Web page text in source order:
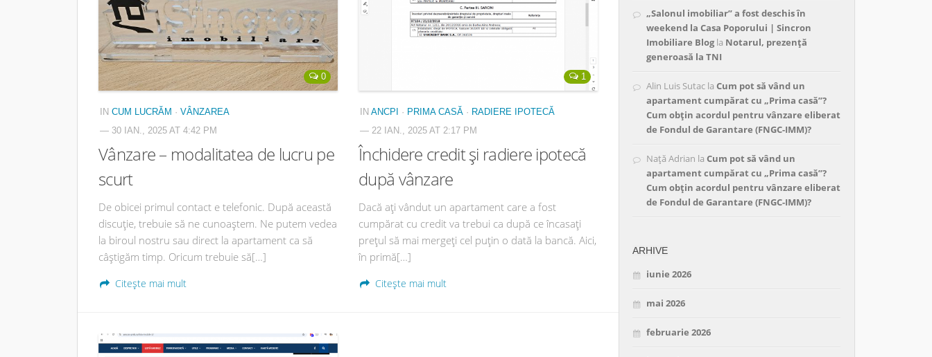
0
IN CUM LUCRĂM · VÂNZAREA
— 30 IAN., 2025 AT 4:42 PM
Vânzare – modalitatea de lucru pe
scurt
De obicei primul contact e telefonic. După această
discuție, trebuie să ne cunoaștem. Ne putem vedea
la biroul nostru sau direct la apartament ca să
câștigăm timp. Oricum trebuie să[…]
Citește mai mult
1
IN ANCPI · PRIMA CASĂ · RADIERE IPOTECĂ
— 22 IAN., 2025 AT 2:17 PM
Închidere credit și radiere ipotecă
după vânzare
Dacă ați vândut un apartament care a fost
cumpărat cu credit va trebui ca după ce încasați
prețul să mai mergeți cel puțin o dată la bancă. Aici,
în primă[…]
Citește mai mult
„Salonul imobiliar” a fost deschis în
weekend la Casa Poporului | Sincron
Imobiliare Blog la Notarul, prezență
generoasă la TNI
Alin Luis Sutac la Cum pot să vând un
apartament cumpărat cu „Prima casă”?
Cum obțin acordul pentru vânzare eliberat
de Fondul de Garantare (FNGC-IMM)?
Nață Adrian la Cum pot să vând un
apartament cumpărat cu „Prima casă”?
Cum obțin acordul pentru vânzare eliberat
de Fondul de Garantare (FNGC-IMM)?
ARHIVE
iunie 2026
mai 2026
februarie 2026